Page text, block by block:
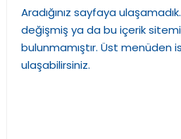
Aradığınız sayfaya
değişmiş ya da bu içerik
bulunmamıştır. Üst menüden
ulaşabilirsiniz.